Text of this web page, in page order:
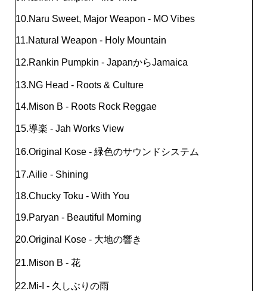
10.Naru Sweet, Major Weapon - MO Vibes
11.Natural Weapon - Holy Mountain
12.Rankin Pumpkin - JapanからJamaica
13.NG Head - Roots & Culture
14.Mison B - Roots Rock Reggae
15.導楽 - Jah Works View
16.Original Kose - 緑色のサウンドシステム
17.Ailie - Shining
18.Chucky Toku - With You
19.Paryan - Beautiful Morning
20.Original Kose - 大地の響き
21.Mison B - 花
22.Mi-I - 久しぶりの雨